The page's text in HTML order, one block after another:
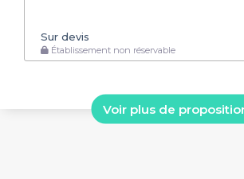
Sur devis
Établissement non réservable
Voir plus de